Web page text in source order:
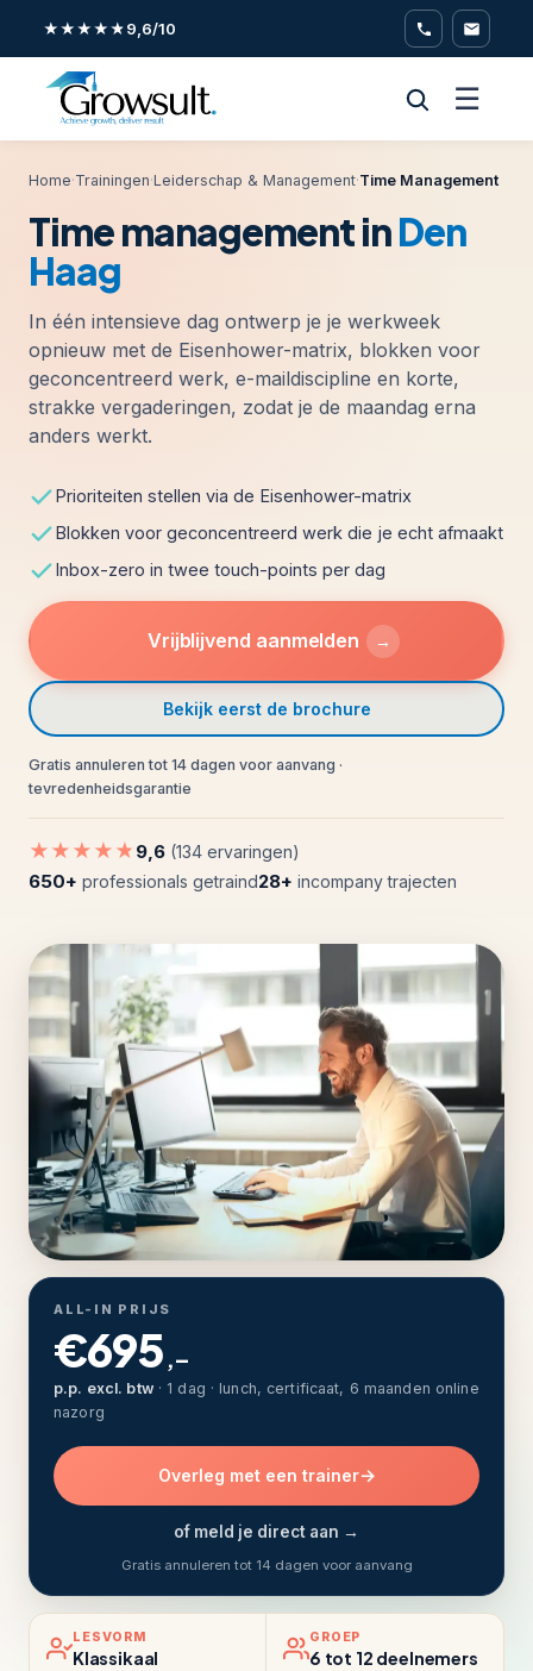
★★★★★9,6/10
☰
Home·Trainingen·Leiderschap & Management·Time Management
Time management inDen
Haag
In één intensieve dag ontwerp je je werkweek
opnieuw met de Eisenhower-matrix, blokken voor
geconcentreerd werk, e-maildiscipline en korte,
strakke vergaderingen, zodat je de maandag erna
anders werkt.
Prioriteiten stellen via de Eisenhower-matrix
Blokken voor geconcentreerd werk die je echt afmaakt
Inbox-zero in twee touch-points per dag
Vrijblijvend aanmelden →
Bekijk eerst de brochure
Gratis annuleren tot 14 dagen voor aanvang ·
tevredenheidsgarantie
★★★★★ 9,6 (134 ervaringen)
650+ professionals getraind28+ incompany trajecten
ALL-IN PRIJS
€695 ,–
p.p. excl. btw· 1 dag · lunch, certificaat, 6 maanden online
nazorg
Overleg met een trainer
of meld je direct aan →
Gratis annuleren tot 14 dagen voor aanvang
LESVORM
Klassikaal
GROEP
6 tot 12 deelnemers